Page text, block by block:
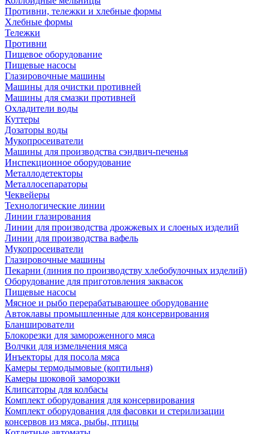
Противни, тележки и хлебные формы
Хлебные формы
Тележки
Противни
Пищевое оборудование
Пищевые насосы
Глазировочные машины
Машины для очистки противней
Машины для смазки противней
Охладители воды
Куттеры
Дозаторы воды
Мукопросеиватели
Машины для производства сэндвич-печенья
Инспекционное оборудование
Металлодетекторы
Металлосепараторы
Чеквейеры
Технологические линии
Линии глазирования
Линии для производства дрожжевых и слоеных изделий
Линии для производства вафель
Мукопросеиватели
Глазировочные машины
Пекарни (линия по производству хлебобулочных изделий)
Оборудование для приготовления заквасок
Пищевые насосы
Мясное и рыбо перерабатывающее оборудование
Автоклавы промышленные для консервирования
Бланширователи
Блокорезки для замороженного мяса
Волчки для измельчения мяса
Инъекторы для посола мяса
Камеры термодымовые (коптильня)
Камеры шоковой заморозки
Клипсаторы для колбасы
Комплект оборудования для консервирования
Комплект оборудования для фасовки и стерилизации
консервов из мяса, рыбы, птицы